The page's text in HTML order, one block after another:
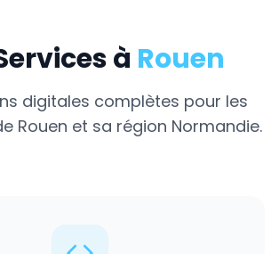
à Rouen
digitales complètes pour les
Rouen et sa région Normandie.